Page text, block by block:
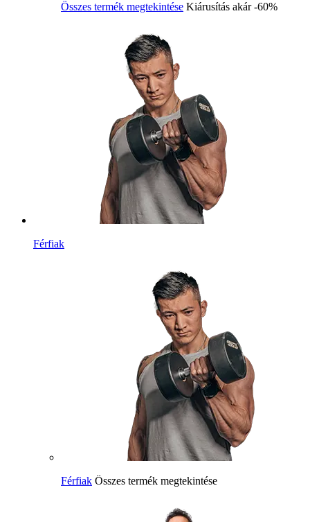
Összes termék megtekintése Kiárusítás akár -60%
Férfiak
Férfiak Összes termék megtekintése